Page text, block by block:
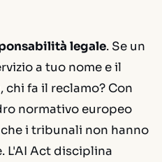
legale. Se un
a tuo nome e il
fa il reclamo? Con
normativo europeo
i tribunali non hanno
L'AI Act disciplina